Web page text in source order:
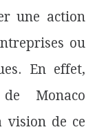
une action
ou
En effet,
Monaco
vision de ce